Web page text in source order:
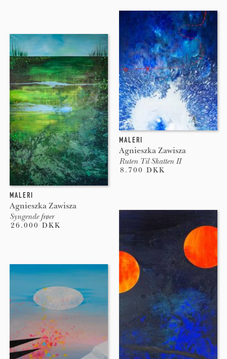
MALERI
Agnieszka Zawisza
Ruten Til Skatten II
8.700 DKK
MALERI
Agnieszka Zawisza
Syngende frøer
26.000 DKK